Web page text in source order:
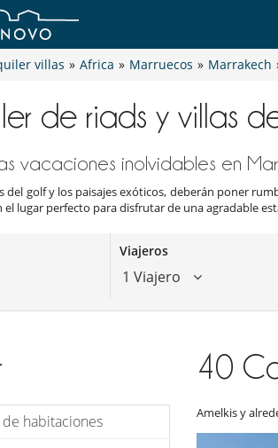
villas » Africa » Marruecos » Marrakech
de riads y villas
vacaciones inolvidables en
del golf y los paisajes exóticos, deberán poner
el lugar perfecto para disfrutar de una agradable
Viajeros
1 Viajero
habitaciones
40
Amelkis y